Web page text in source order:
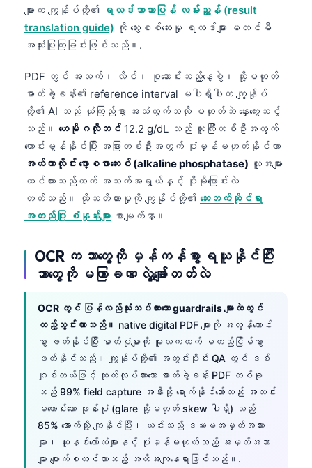
များက ကျွန်ုပ်တို့၏ ရလဒ်ဘာသာပြန် လမ်းညွှန် (result
translation guide) ကို သွေးစစ်ဆေးမှု ရလဒ်များ မတင်မီ
အသုံးပြုကြခြင်းဖြစ်သည်။.
PDF တွင် အသက်၊ လိင်၊ စုဆောင်းသည့်နေ့စွဲ၊ သို့မဟုတ်
ဓာတ်ခွဲခန်း၏ reference interval မပါရှိပါက ကျွန်ုပ်
တို့၏ AI သည် ယုံကြည်စွာ အသံထွက်သလို မဟုတ်ဘဲ နှေးကွေးသင့်
သည်။ ဟေမိုဂလိုဘင် 12.2 g/dL သည် လူကြီးတစ်ဦးအတွက်
ကောင်းမွန်နိုင်ပြီး အခြားတစ်ဦးအတွက် ပုံမှန်မဟုတ်နိုင်ကာ
အယ်ကာလိုင်း ဖော့စဖာတေးစ် (alkaline phosphatase) လူအများ
ထင်ထားသည်ထက် အသက်အရွယ်နှင့် ပိုမိုပြောင်းလဲ
တတ်သည်။ ထိုသတိထားမှုကို ကျွန်ုပ်တို့၏ ဆေးဘက်ဆိုင်ရာ
အတည်ပြု စံနှုန်းများ စာမျက်နှာ။
OCR က ဘာတွေကို မှန်ကန်စွာ ရယူနိုင်ပြီး
ဘာတွေကို မကြာခဏ လွဲချော်တတ်လဲ
OCR တွင် ပြန်လည်သုံးသပ်ထားသော guardrails များထဲတွင်
ထည့်သွင်းထားသည်။ native digital PDF များကို အလွန်ကောင်း
စွာ ဖတ်နိုင်ပြီး ဓာတ်ပုံများကို မူလကထက် မတည်ငြိမ်စွာ
ဖတ်နိုင်သည်။ ကျွန်ုပ်တို့၏ အတွင်းပိုင်း QA တွင် ဒစ်
ဂျစ်တယ်ဖြင့် ထုတ်လုပ်ထားသော ဓာတ်ခွဲခန်း PDF တစ်ခု
သည် 99% field capture အနီးသို့ ရောက်နိုင်သော်လည်း အလင်း
မကောင်းသော ဖုန်းပုံ (glare သို့မဟုတ် skew ပါရှိ) သည်
85% အောက်သို့ ကျနိုင်ပြီး၊ ယင်းသည် ဒဿမအမှတ်အသား
များ၊ ယူနစ်ကော်လံများနှင့် ပုံမှန်မဟုတ်သည့် အမှတ်အသား
များ ပျောက်စတင်လာသည့် အတိအကျနေရာဖြစ်သည်။.